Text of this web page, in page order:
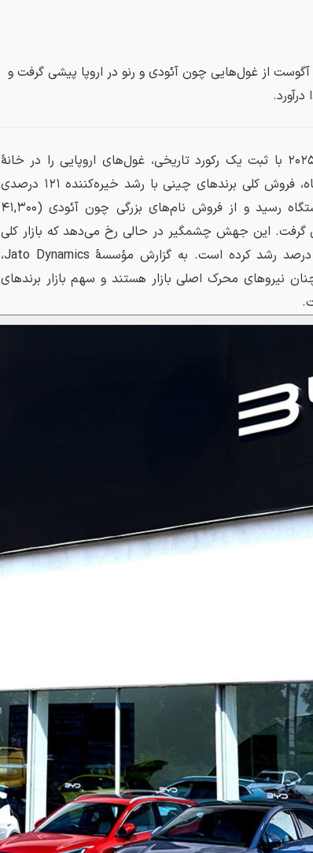
از غول‌هایی چون آئودی و رنو در اروپا پیشی گرفت و
برندهای خودروساز چینی در آگوست ۲۰۲۵ با ثبت یک رکورد تاریخی، غول‌های اروپایی را در خانهٔ
خودشان به چالش کشیدند. در این ماه، فروش کلی برندهای چینی با رشد خیره‌کننده ۱۲۱ درصدی
نسبت به سال گذشته به ۴۳,۵۰۰ دستگاه رسید و از فروش نام‌های بزرگی چون آئودی (۴۱,۳۰۰
دستگاه) پیشی گرفت. این جهش چشمگیر در حالی رخ می‌دهد که بازار کلی
خودروی اروپا در ماه آگوست تنها ۵ درصد رشد کرده است. به گزارش مؤسسهٔ Jato Dynamics،
نیروهای محرک اصلی بازار هستند و سهم بازار برندهای